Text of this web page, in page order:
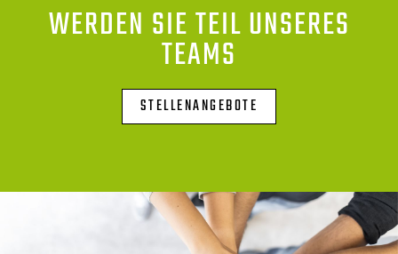
WERDEN SIE TEIL UNSERES
TEAMS
STELLENANGEBOTE